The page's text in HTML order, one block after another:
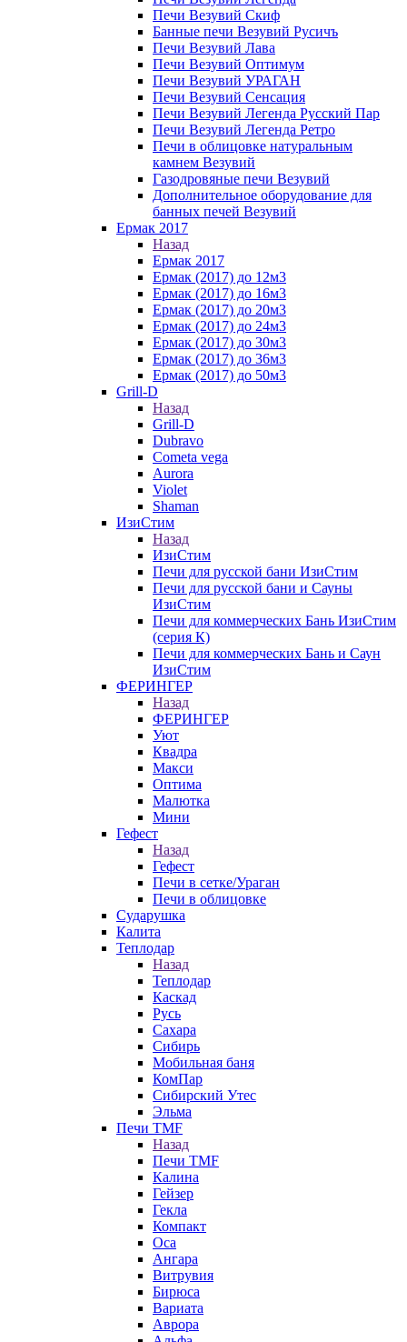
Печи Везувий Скиф
Банные печи Везувий Русичъ
Печи Везувий Лава
Печи Везувий Оптимум
Печи Везувий УРАГАН
Печи Везувий Сенсация
Печи Везувий Легенда Русский Пар
Печи Везувий Легенда Ретро
Печи в облицовке натуральным
камнем Везувий
Газодровяные печи Везувий
Дополнительное оборудование для
банных печей Везувий
Ермак 2017
Назад
Ермак 2017
Ермак (2017) до 12м3
Ермак (2017) до 16м3
Ермак (2017) до 20м3
Ермак (2017) до 24м3
Ермак (2017) до 30м3
Ермак (2017) до 36м3
Ермак (2017) до 50м3
Grill-D
Назад
Grill-D
Dubravo
Cometa vega
Aurora
Violet
Shaman
ИзиСтим
Назад
ИзиСтим
Печи для русской бани ИзиСтим
Печи для русской бани и Сауны
ИзиСтим
Печи для коммерческих Бань ИзиСтим
(серия К)
Печи для коммерческих Бань и Саун
ИзиСтим
ФЕРИНГЕР
Назад
ФЕРИНГЕР
Уют
Квадра
Макси
Оптима
Малютка
Мини
Гефест
Назад
Гефест
Печи в сетке/Ураган
Печи в облицовке
Сударушка
Калита
Теплодар
Назад
Теплодар
Каскад
Русь
Сахара
Сибирь
Мобильная баня
КомПар
Сибирский Утес
Эльма
Печи TMF
Назад
Печи TMF
Калина
Гейзер
Гекла
Компакт
Оса
Ангара
Витрувия
Бирюса
Вариата
Аврора